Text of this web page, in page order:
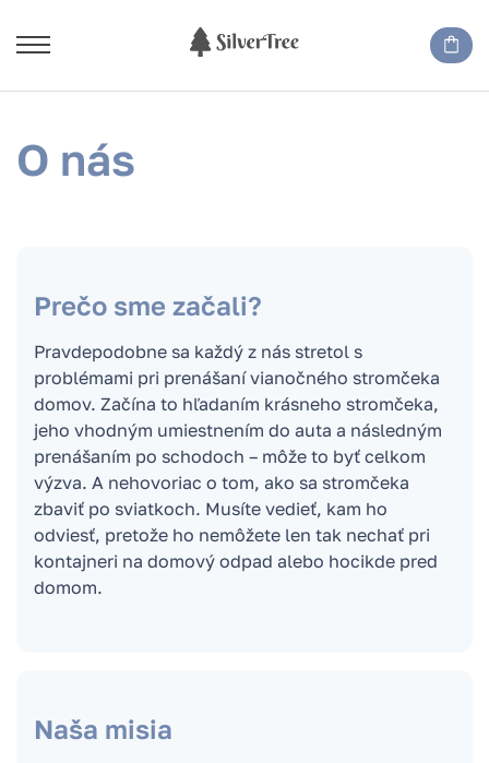
O nás
Prečo sme začali?
Pravdepodobne sa každý z nás stretol s
problémami pri prenášaní vianočného stromčeka
domov. Začína to hľadaním krásneho stromčeka,
jeho vhodným umiestnením do auta a následným
prenášaním po schodoch – môže to byť celkom
výzva. A nehovoriac o tom, ako sa stromčeka
zbaviť po sviatkoch. Musíte vedieť, kam ho
odviesť, pretože ho nemôžete len tak nechať pri
kontajneri na domový odpad alebo hocikde pred
domom.
Naša misia